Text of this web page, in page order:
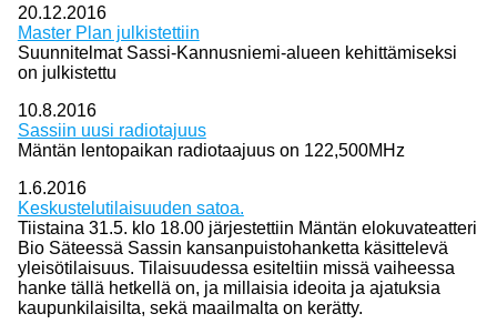
20.12.2016
Master Plan julkistettiin
Suunnitelmat Sassi-Kannusniemi-alueen kehittämiseksi
on julkistettu
10.8.2016
Sassiin uusi radiotajuus
Mäntän lentopaikan radiotaajuus on 122,500MHz
1.6.2016
Keskustelutilaisuuden satoa.
Tiistaina 31.5. klo 18.00 järjestettiin Mäntän elokuvateatteri
Bio Säteessä Sassin kansanpuistohanketta käsittelevä
yleisötilaisuus. Tilaisuudessa esiteltiin missä vaiheessa
hanke tällä hetkellä on, ja millaisia ideoita ja ajatuksia
kaupunkilaisilta, sekä maailmalta on kerätty.